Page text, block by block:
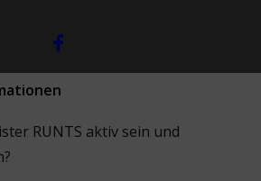
RUNTS aktiv sein und